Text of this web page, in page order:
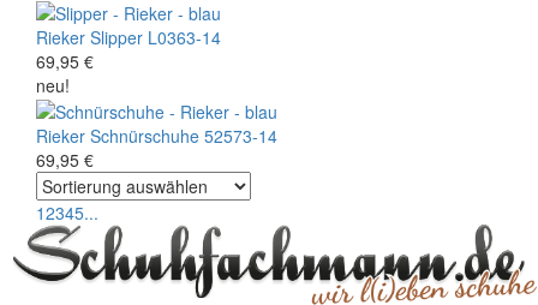
Rieker Slipper L0363-14
69,95 €
neu!
Rieker Schnürschuhe 52573-14
69,95 €
12345...